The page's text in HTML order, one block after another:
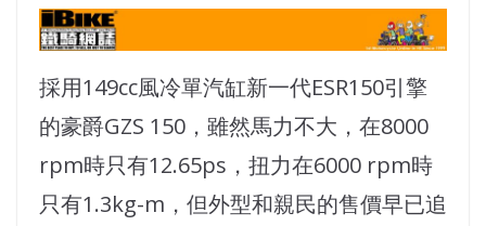
採用149cc風冷單汽缸新一代ESR150引擎
的豪爵GZS 150，雖然馬力不大，在8000
rpm時只有12.65ps，扭力在6000 rpm時
只有1.3kg-m，但外型和親民的售價早已追